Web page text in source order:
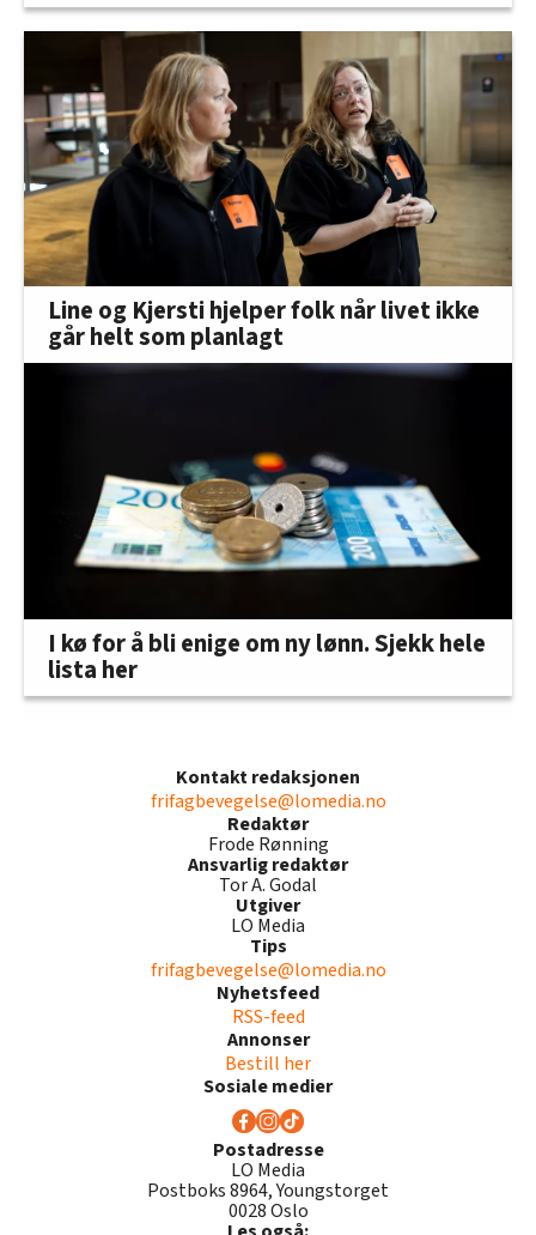
Line og Kjersti hjelper folk når livet ikke
går helt som planlagt
I kø for å bli enige om ny lønn. Sjekk hele
lista her
Kontakt redaksjonen
frifagbevegelse@lomedia.no
Redaktør
Frode Rønning
Ansvarlig redaktør
Tor A. Godal
Utgiver
LO Media
Tips
frifagbevegelse@lomedia.no
Nyhetsfeed
RSS-feed
Annonser
Bestill her
Sosiale medier
Postadresse
LO Media
Postboks 8964, Youngstorget
0028 Oslo